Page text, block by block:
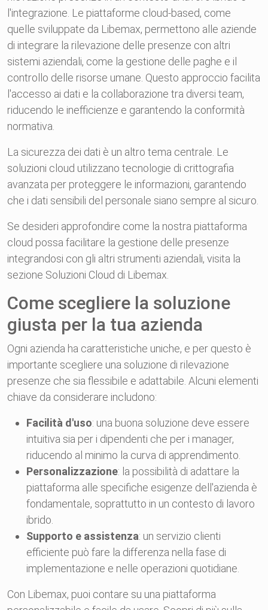
l'integrazione. Le piattaforme cloud-based, come
quelle sviluppate da Libemax, permettono alle aziende
di integrare la rilevazione delle presenze con altri
sistemi aziendali, come la gestione delle paghe e il
controllo delle risorse umane. Questo approccio facilita
l'accesso ai dati e la collaborazione tra diversi team,
riducendo le inefficienze e garantendo la conformità
normativa.
La sicurezza dei dati è un altro tema centrale. Le
soluzioni cloud utilizzano tecnologie di crittografia
avanzata per proteggere le informazioni, garantendo
che i dati sensibili del personale siano sempre al sicuro.
Se desideri approfondire come la nostra piattaforma
cloud possa facilitare la gestione delle presenze
integrandosi con gli altri strumenti aziendali, visita la
sezione Soluzioni Cloud di Libemax.
Come scegliere la soluzione
giusta per la tua azienda
Ogni azienda ha caratteristiche uniche, e per questo è
importante scegliere una soluzione di rilevazione
presenze che sia flessibile e adattabile. Alcuni elementi
chiave da considerare includono:
Facilità d'uso: una buona soluzione deve essere
intuitiva sia per i dipendenti che per i manager,
riducendo al minimo la curva di apprendimento.
Personalizzazione: la possibilità di adattare la
piattaforma alle specifiche esigenze dell'azienda è
fondamentale, soprattutto in un contesto di lavoro
ibrido.
Supporto e assistenza: un servizio clienti
efficiente può fare la differenza nella fase di
implementazione e nelle operazioni quotidiane.
Con Libemax, puoi contare su una piattaforma